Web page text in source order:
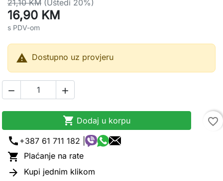
21,10 KM (Uštedi 20%)
16,90 KM
s PDV-om
 Dostupno uz provjeru
 
 Dodaj u korpu
favorite_border
call +387 61 711 182 |
 Plaćanje na rate
 Kupi jednim klikom